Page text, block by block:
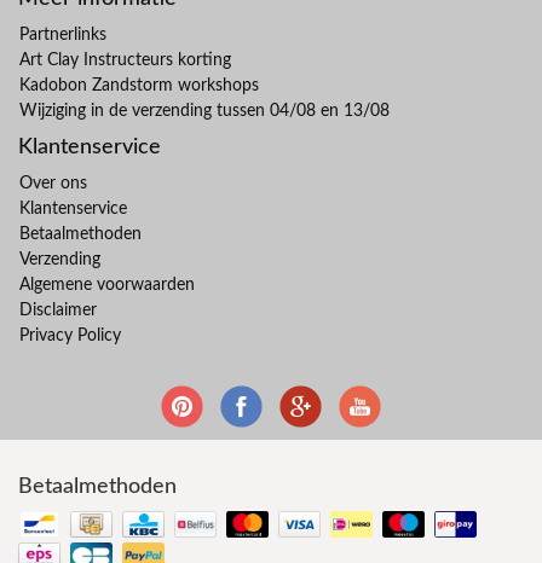
Partnerlinks
Art Clay Instructeurs korting
Kadobon Zandstorm workshops
Wijziging in de verzending tussen 04/08 en 13/08
Klantenservice
Over ons
Klantenservice
Betaalmethoden
Verzending
Algemene voorwaarden
Disclaimer
Privacy Policy
Betaalmethoden